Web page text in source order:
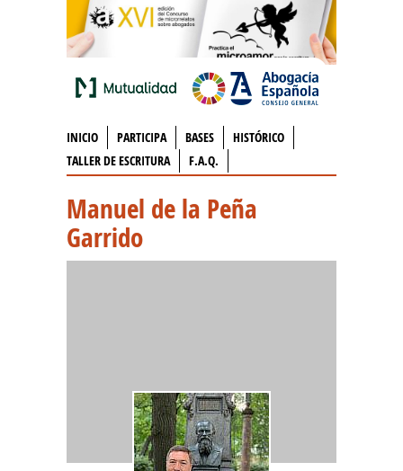
INICIO PARTICIPA BASES
HISTÓRICO
TALLER DE ESCRITURA
F.A.Q.
Manuel de la Peña
Garrido